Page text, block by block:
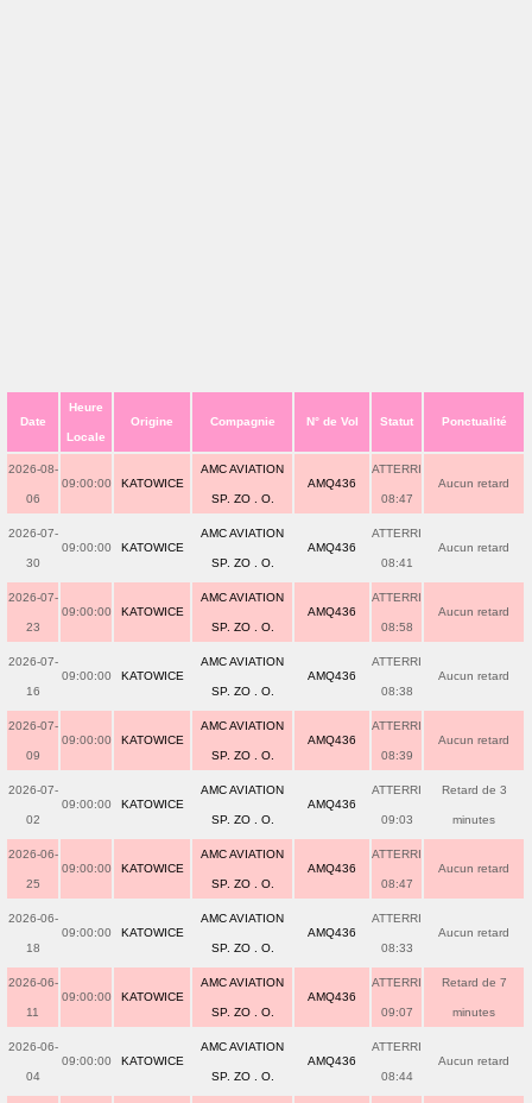
Date
Heure
Locale
Origine Compagnie N° de Vol Statut Ponctualité
2026-08-
06
09:00:00 KATOWICE
AMC AVIATION
SP. ZO . O.
AMQ436
ATTERRI
08:47
Aucun retard
2026-07-
30
09:00:00 KATOWICE
AMC AVIATION
SP. ZO . O.
AMQ436
ATTERRI
08:41
Aucun retard
2026-07-
23
09:00:00 KATOWICE
AMC AVIATION
SP. ZO . O.
AMQ436
ATTERRI
08:58
Aucun retard
2026-07-
16
09:00:00 KATOWICE
AMC AVIATION
SP. ZO . O.
AMQ436
ATTERRI
08:38
Aucun retard
2026-07-
09
09:00:00 KATOWICE
AMC AVIATION
SP. ZO . O.
AMQ436
ATTERRI
08:39
Aucun retard
2026-07-
02
09:00:00 KATOWICE
AMC AVIATION
SP. ZO . O.
AMQ436
ATTERRI
09:03
Retard de 3
minutes
2026-06-
25
09:00:00 KATOWICE
AMC AVIATION
SP. ZO . O.
AMQ436
ATTERRI
08:47
Aucun retard
2026-06-
18
09:00:00 KATOWICE
AMC AVIATION
SP. ZO . O.
AMQ436
ATTERRI
08:33
Aucun retard
2026-06-
11
09:00:00 KATOWICE
AMC AVIATION
SP. ZO . O.
AMQ436
ATTERRI
09:07
Retard de 7
minutes
2026-06-
04
09:00:00 KATOWICE
AMC AVIATION
SP. ZO . O.
AMQ436
ATTERRI
08:44
Aucun retard